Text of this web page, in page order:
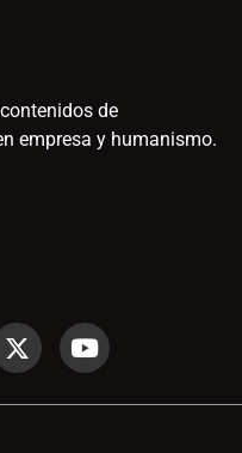
de
empresa y humanismo.